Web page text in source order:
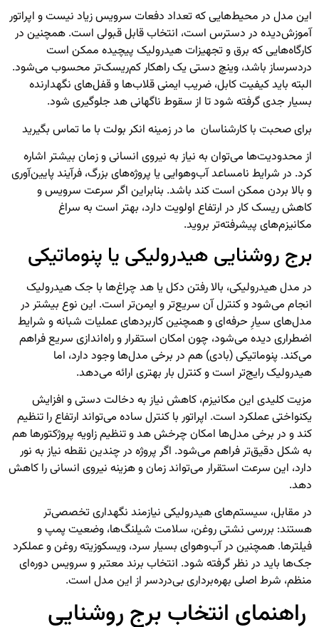
این مدل در محیط‌هایی که تعداد دفعات سرویس زیاد نیست و اپراتور
آموزش‌دیده در دسترس است، انتخاب قابل قبولی است. همچنین در
کارگاه‌هایی که برق و تجهیزات هیدرولیک پیچیده ممکن است
دردسرساز باشد، وینچ دستی یک راهکار کم‌ریسک‌تر محسوب می‌شود.
البته باید کیفیت کابل، ضریب ایمنی قلاب‌ها و قفل‌های نگهدارنده
بسیار جدی گرفته شود تا از سقوط ناگهانی هد جلوگیری شود.
برای صحبت با کارشناسان ما در زمینه انکر بولت با ما تماس بگیرید
از محدودیت‌ها می‌توان به نیاز به نیروی انسانی و زمان بیشتر اشاره
کرد. در شرایط نامساعد آب‌وهوایی یا پروژه‌های بزرگ، فرآیند پایین‌آوری
و بالا بردن ممکن است کند باشد. بنابراین اگر سرعت سرویس و
کاهش ریسک کار در ارتفاع اولویت دارد، بهتر است به سراغ
مکانیزم‌های پیشرفته‌تر بروید.
برج روشنایی هیدرولیکی یا پنوماتیکی
در مدل هیدرولیکی، بالا رفتن دکل یا هد چراغ‌ها با جک هیدرولیک
انجام می‌شود و کنترل آن سریع‌تر و ایمن‌تر است. این نوع بیشتر در
مدل‌های سیارِ حرفه‌ای و همچنین کاربردهای عملیات شبانه و شرایط
اضطراری دیده می‌شود، چون امکان استقرار و راه‌اندازی سریع فراهم
می‌کند. پنوماتیکی (بادی) هم در برخی مدل‌ها وجود دارد، اما
هیدرولیک رایج‌تر است و کنترل بار بهتری ارائه می‌دهد.
مزیت کلیدی این مکانیزم، کاهش نیاز به دخالت دستی و افزایش
یکنواختی عملکرد است. اپراتور با کنترل ساده می‌تواند ارتفاع را تنظیم
کند و در برخی مدل‌ها امکان چرخش هد و تنظیم زاویه پروژکتورها هم
به شکل دقیق‌تر فراهم می‌شود. اگر پروژه در چندین نقطه نیاز به نور
دارد، این سرعت استقرار می‌تواند زمان و هزینه نیروی انسانی را کاهش
دهد.
در مقابل، سیستم‌های هیدرولیکی نیازمند نگهداری تخصصی‌تر
هستند: بررسی نشتی روغن، سلامت شیلنگ‌ها، وضعیت پمپ و
فیلترها. همچنین در آب‌وهوای بسیار سرد، ویسکوزیته روغن و عملکرد
جک‌ها باید در نظر گرفته شود. انتخاب برند معتبر و سرویس دوره‌ای
منظم، شرط اصلی بهره‌برداری بی‌دردسر از این مدل است.
راهنمای انتخاب برج روشنایی